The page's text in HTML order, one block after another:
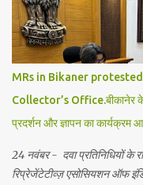
प्राथमिकता से स्कूल गतिविधियों
अकादमिक ज्ञान मिलेगा बल्कि वे
पायेगें। इससे विद्यार्थियों को
MRs in Bikaner
Collector’s Office.बीकानेर के
प्रदर्शन और ज्ञापन का कार्यक्रम
24 नवंबर - दवा प्रतिनिधियों
रिप्रेजेंटेटीव्ज़ एसोसियशन ऑफ